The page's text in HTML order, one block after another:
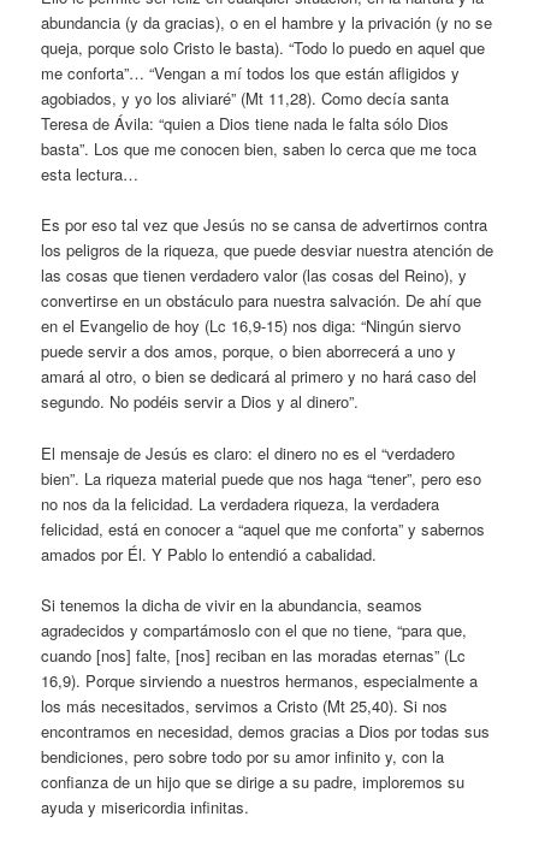
abundancia (y da gracias), o en el hambre y la privación (y no se
queja, porque solo Cristo le basta). “Todo lo puedo en aquel que
me conforta”… “Vengan a mí todos los que están afligidos y
agobiados, y yo los aliviaré” (Mt 11,28). Como decía santa
Teresa de Ávila: “quien a Dios tiene nada le falta sólo Dios
basta”. Los que me conocen bien, saben lo cerca que me toca
esta lectura…
Es por eso tal vez que Jesús no se cansa de advertirnos contra
los peligros de la riqueza, que puede desviar nuestra atención de
las cosas que tienen verdadero valor (las cosas del Reino), y
convertirse en un obstáculo para nuestra salvación. De ahí que
en el Evangelio de hoy (Lc 16,9-15) nos diga: “Ningún siervo
puede servir a dos amos, porque, o bien aborrecerá a uno y
amará al otro, o bien se dedicará al primero y no hará caso del
segundo. No podéis servir a Dios y al dinero”.
El mensaje de Jesús es claro: el dinero no es el “verdadero
bien”. La riqueza material puede que nos haga “tener”, pero eso
no nos da la felicidad. La verdadera riqueza, la verdadera
felicidad, está en conocer a “aquel que me conforta” y sabernos
amados por Él. Y Pablo lo entendió a cabalidad.
Si tenemos la dicha de vivir en la abundancia, seamos
agradecidos y compartámoslo con el que no tiene, “para que,
cuando [nos] falte, [nos] reciban en las moradas eternas” (Lc
16,9). Porque sirviendo a nuestros hermanos, especialmente a
los más necesitados, servimos a Cristo (Mt 25,40). Si nos
encontramos en necesidad, demos gracias a Dios por todas sus
bendiciones, pero sobre todo por su amor infinito y, con la
confianza de un hijo que se dirige a su padre, imploremos su
ayuda y misericordia infinitas.